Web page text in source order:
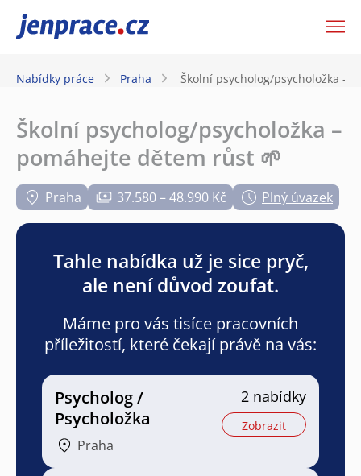
JenPráce.cz
Nabídky práce Praha Školní psycholog/psycholožka –
Školní psycholog/psycholožka –
pomáhejte dětem růst 🌱
Praha 37.580 – 48.990 Kč Plný úvazek
Tahle nabídka už je sice pryč,
ale není důvod zoufat.
Máme pro vás tisíce pracovních
příležitostí, které čekají právě na vás:
Psycholog /
Psycholožka
Praha
2 nabídky
Zobrazit